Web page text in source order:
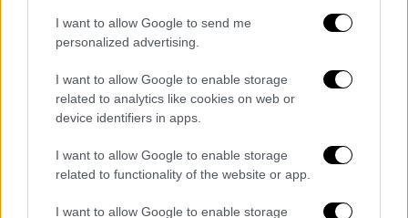
I want to allow Google to send me
personalized advertising.
I want to allow Google to enable storage
related to analytics like cookies on web or
device identifiers in apps.
I want to allow Google to enable storage
related to functionality of the website or app.
I want to allow Google to enable storage
Ελλάδα|19.04.2025 21:12
Θρίλερ στα Ιωάννινα: Βρέθηκαν οστά
και κρανίο σε δύσβατο σημείο - Σε